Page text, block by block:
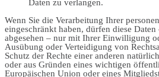
Daten zu verlangen.
Wenn Sie die Verarbeitung Ihrer
eingeschränkt haben, dürfen diese
abgesehen – nur mit Ihrer Einwilligung
Ausübung oder Verteidigung von
Schutz der Rechte einer anderen
oder aus Gründen eines wichtigen
Europäischen Union oder eines